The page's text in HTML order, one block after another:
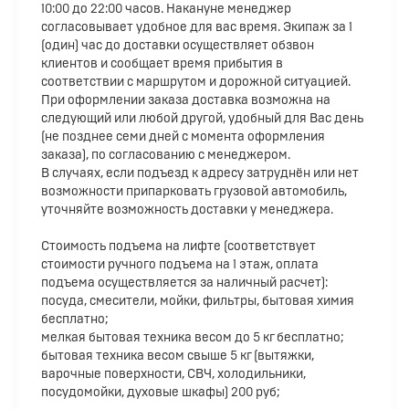
10:00 до 22:00 часов. Накануне менеджер
согласовывает удобное для вас время. Экипаж за 1
(один) час до доставки осуществляет обзвон
клиентов и сообщает время прибытия в
соответствии с маршрутом и дорожной ситуацией.
При оформлении заказа доставка возможна на
следующий или любой другой, удобный для Вас день
(не позднее семи дней с момента оформления
заказа), по согласованию с менеджером.
В случаях, если подъезд к адресу затруднён или нет
возможности припарковать грузовой автомобиль,
уточняйте возможность доставки у менеджера.
Стоимость подъема на лифте (соответствует
стоимости ручного подъема на 1 этаж, оплата
подъема осуществляется за наличный расчет):
посуда, смесители, мойки, фильтры, бытовая химия
бесплатно;
мелкая бытовая техника весом до 5 кг бесплатно;
бытовая техника весом свыше 5 кг (вытяжки,
варочные поверхности, СВЧ, холодильники,
посудомойки, духовые шкафы) 200 руб;